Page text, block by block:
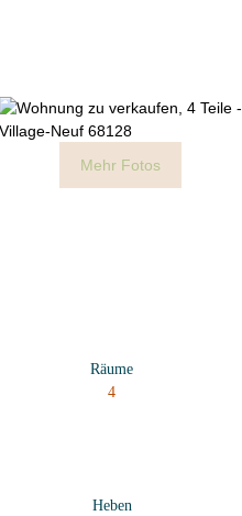
Mehr Fotos
Räume
4
Heben